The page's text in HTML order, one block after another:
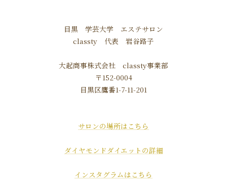
目黒 学芸大学 エステサロン
classty 代表 岩谷路子
大起商事株式会社 classty事業部
〒152-0004
目黒区鷹番1-7-11-201
サロンの場所はこちら
ダイヤモンドダイエットの詳細
インスタグラムはこちら